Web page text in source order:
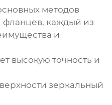
методов
фланцев, каждый из
и
высокую точность и
зеркальный